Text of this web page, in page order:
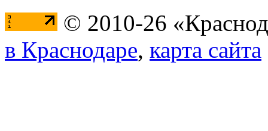
© 2010-26
в Краснодаре, карта сайта